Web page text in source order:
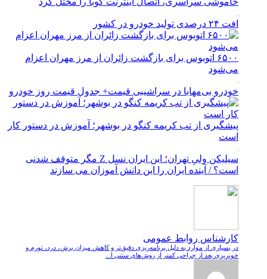
افت ۲۴ درصدی تولید خودرو در کشور
۶۵۰۰ اتوبوس برای بازگشت زائران از مرز مهران اعزام
می‌شود
خودرو بی‌مهابا در سراشیبی قیمت+ جدول قیمت روز خودرو
پیشگیری از تب کریمه کنگو در بوشهر؛ آموزش در دستور کار
است
سیلیکن ولیِ تهران؛ این ایران نسل Z مگر متوقف شدنی
است؟ / آینده ایران را این دانش آموزان می سازند
کارشناس روابط عمومی
در بسیاری از موارد به دلیل برنامه‌ریزی دقیق‌تر و کاهش میزان برش، درد، تورم و
خونریزی بعد از جراحی کمتر از روش‌های سنتی ا...